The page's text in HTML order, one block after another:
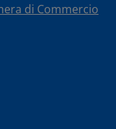
di Commercio